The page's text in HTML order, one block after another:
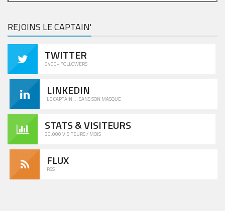
REJOINS LE CAPTAIN'
TWITTER
6400+ FOLLOWERS
LINKEDIN
LE CAPTAIN'... SANS SON MASQUE
STATS & VISITEURS
30.000 VISITEURS / MOIS
FLUX
RSS